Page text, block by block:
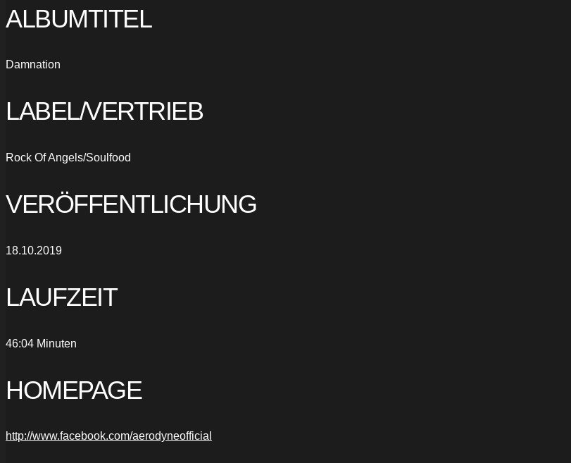
ALBUMTITEL
Damnation
LABEL/VERTRIEB
Rock Of Angels/Soulfood
VERÖFFENTLICHUNG
18.10.2019
LAUFZEIT
46:04 Minuten
HOMEPAGE
http://www.facebook.com/aerodyneofficial